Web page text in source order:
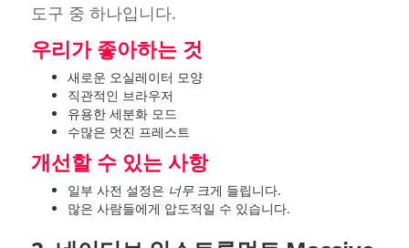
도구 중 하나입니다.
우리가 좋아하는 것
새로운 오실레이터 모양
직관적인 브라우저
유용한 세분화 모드
수많은 멋진 프레스트
개선할 수 있는 사항
일부 사전 설정은 너무크게 들립니다.
많은 사람들에게 압도적일 수 있습니다.